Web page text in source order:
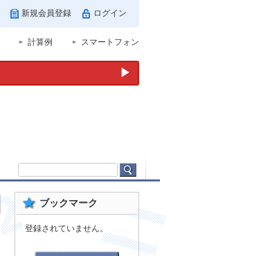
新規会員登録 ログイン
計算例 スマートフォン
▶
ブックマーク
登録されていません。